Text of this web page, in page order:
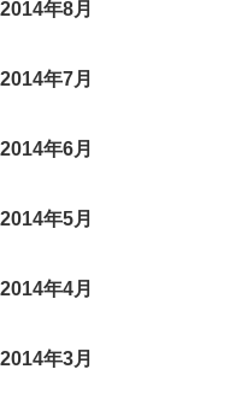
2014年8月
2014年7月
2014年6月
2014年5月
2014年4月
2014年3月